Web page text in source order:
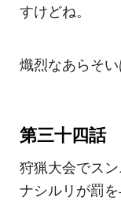
すけどね。
熾烈なあらそい
第三十四話
狩猟大会でス
ナシルリが罰